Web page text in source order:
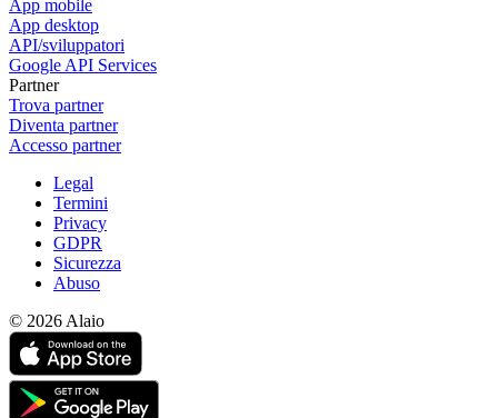
App mobile
App desktop
API/sviluppatori
Google API Services
Partner
Trova partner
Diventa partner
Accesso partner
Legal
Termini
Privacy
GDPR
Sicurezza
Abuso
© 2026 Alaio